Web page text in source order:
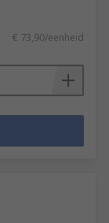
€ 73,90/eenheid